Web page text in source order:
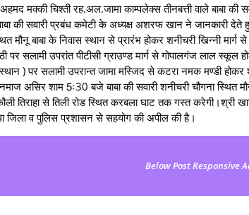
मक्की चिश्ती रह.अल.जामा काम्पलेक्स तीनबत्ती वाले बाबा की
की सवारी प्रबंध कमेटी के अध्यक्ष अशरफ खान ने जानकारी
मौनू बाबा के निवास स्थान से प्रारंभ होकर शनीचरी खिन्नी
पर सलामी उपरांत पीटीसी ग्राउण्ड मार्ग से गोपालगंज लाल स्कूल
) पर सलामी उपरान्त जामा मस्जिद से कटरा नमक मण्डी
असिर शाम 5ः30 बजे बाबा की सवारी शनीचरी चौगना स्थित
तिराहा से तिली रोड स्थित करबला घाट तक गस्त करेगी।श्री
जिला व पुलिस प्रशासन से सहयोग की अपील की है।
Below Post Responsive